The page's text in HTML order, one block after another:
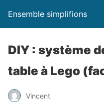
Ensemble simplifions
DIY : système
table à Lego
Vincent